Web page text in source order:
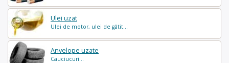
Ulei uzat
Ulei de motor, ulei de gătit...
Anvelope uzate
Cauciucuri...